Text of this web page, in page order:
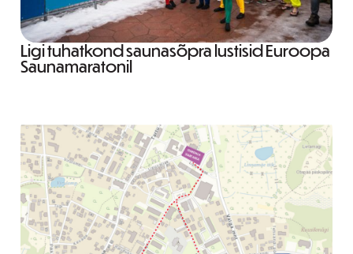
Ligi tuhatkond saunasõpra lustisid Euroopa
Saunamaratonil